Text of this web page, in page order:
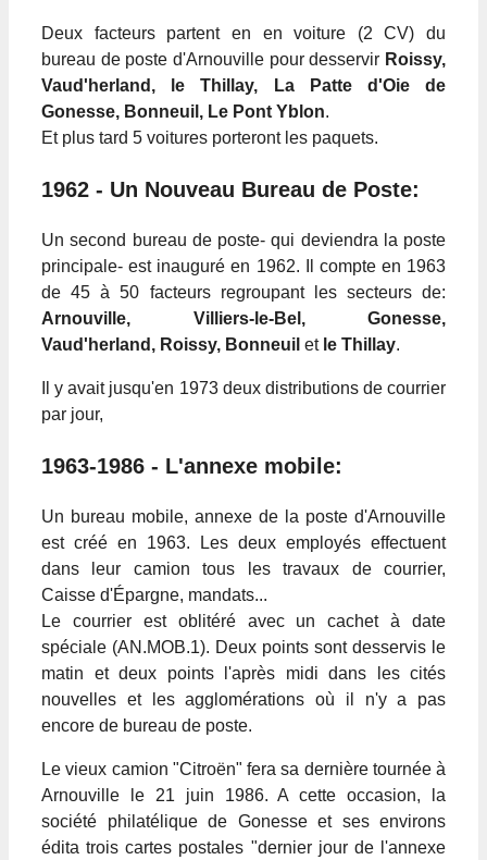
Deux facteurs partent en en voiture (2 CV) du
bureau de poste d'Arnouville pour desservir Roissy,
Vaud'herland, le Thillay, La Patte d'Oie de
Gonesse, Bonneuil, Le Pont Yblon.
Et plus tard 5 voitures porteront les paquets.
1962 - Un Nouveau Bureau de Poste:
Un second bureau de poste- qui deviendra la poste
principale- est inauguré en 1962. Il compte en 1963
de 45 à 50 facteurs regroupant les secteurs de:
Arnouville, Villiers-le-Bel, Gonesse,
Vaud'herland, Roissy, Bonneuil et le Thillay.
Il y avait jusqu'en 1973 deux distributions de courrier
par jour,
1963-1986 - L'annexe mobile:
Un bureau mobile, annexe de la poste d'Arnouville
est créé en 1963. Les deux employés effectuent
dans leur camion tous les travaux de courrier,
Caisse d'Épargne, mandats...
Le courrier est oblitéré avec un cachet à date
spéciale (AN.MOB.1). Deux points sont desservis le
matin et deux points l'après midi dans les cités
nouvelles et les agglomérations où il n'y a pas
encore de bureau de poste.
Le vieux camion "Citroën" fera sa dernière tournée à
Arnouville le 21 juin 1986. A cette occasion, la
société philatélique de Gonesse et ses environs
édita trois cartes postales "dernier jour de l'annexe